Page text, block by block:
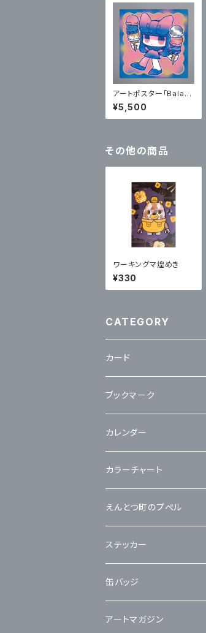
アートポスター「Balan
ce of Joy レトロギ
ャラクシーカラー」 【サ
イン入り】
¥5,500
その他の商品
ワーキングマ煌めき
¥330
CATEGORY
カード
立体カード
ブックマーク
カレンダー
カラーチャート
えんとつ町のプぺル
ステッカー
缶バッジ
アートマガジン